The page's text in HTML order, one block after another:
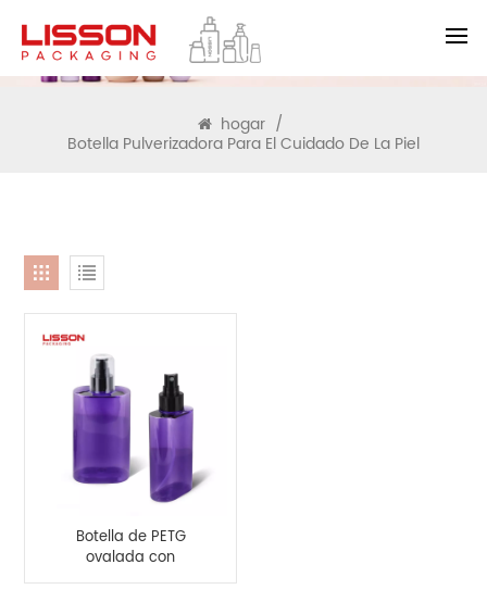
BUSCAR
hogar /
Botella Pulverizadora Para El Cuidado De La Piel
Botella de PETG
ovalada con
pulverizador de niebla